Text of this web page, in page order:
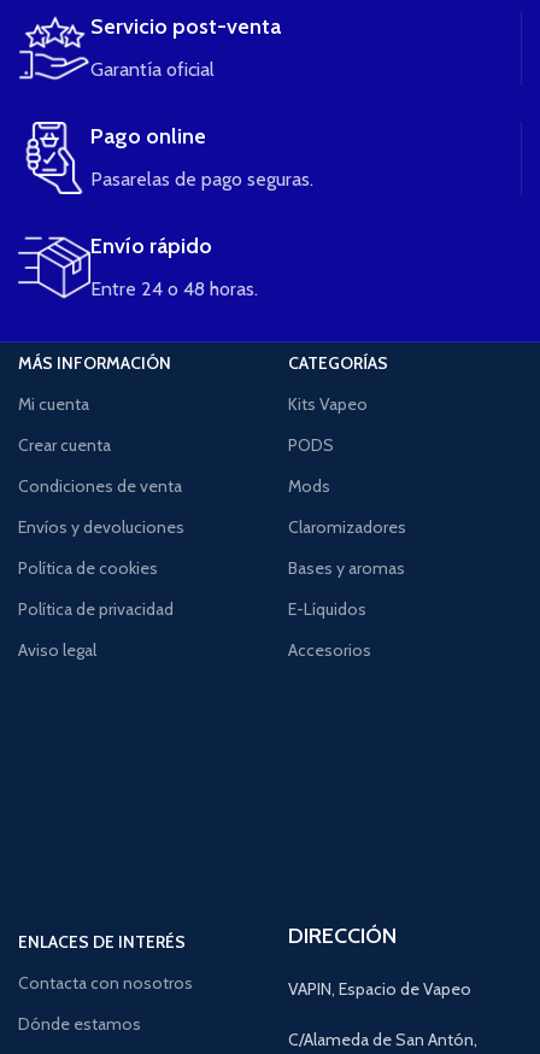
Servicio post-venta
Garantía oficial
Pago online
Pasarelas de pago seguras.
Envío rápido
Entre 24 o 48 horas.
MÁS INFORMACIÓN
Mi cuenta
Crear cuenta
Condiciones de venta
Envíos y devoluciones
Política de cookies
Política de privacidad
Aviso legal
CATEGORÍAS
Kits Vapeo
PODS
Mods
Claromizadores
Bases y aromas
E-Líquidos
Accesorios
ENLACES DE INTERÉS
Contacta con nosotros
Dónde estamos
DIRECCIÓN
VAPIN, Espacio de Vapeo
C/Alameda de San Antón,